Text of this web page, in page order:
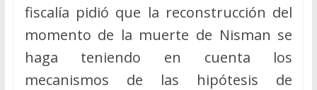
fiscalía pidió que la reconstrucción del
momento de la muerte de Nisman se
haga teniendo en cuenta los
mecanismos de las hipótesis de